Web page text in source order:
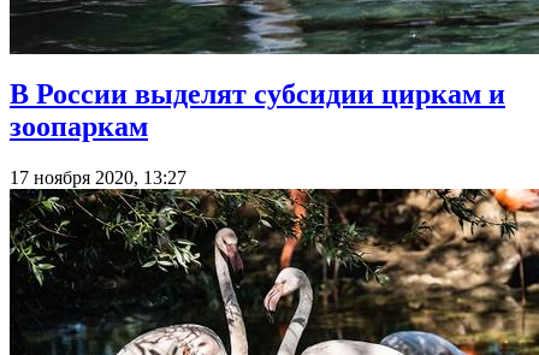
В России выделят субсидии циркам и
зоопаркам
17 ноября 2020, 13:27